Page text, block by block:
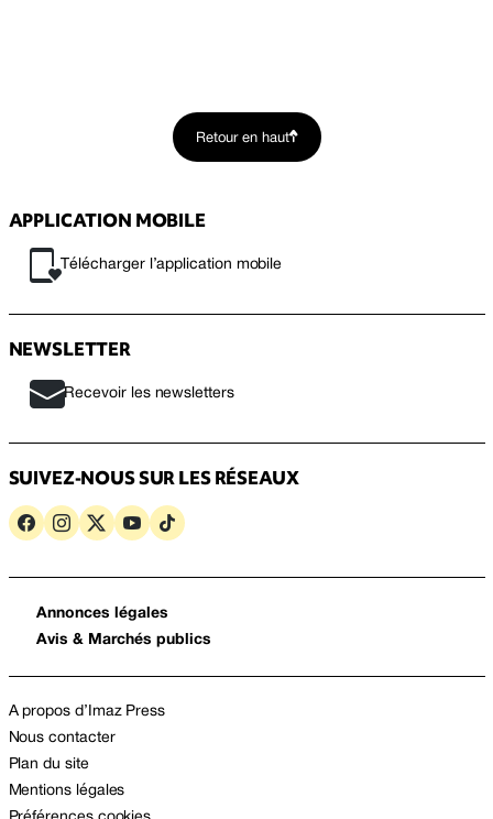
Retour en haut
APPLICATION MOBILE
Télécharger l’application mobile
NEWSLETTER
Recevoir les newsletters
SUIVEZ-NOUS SUR LES RÉSEAUX
Annonces légales
Avis & Marchés publics
A propos d’Imaz Press
Nous contacter
Plan du site
Mentions légales